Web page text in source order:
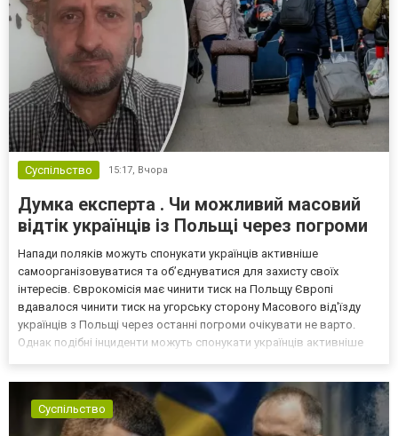
Суспільство 15:17, Вчора
Думка експерта . Чи можливий масовий
відтік українців із Польщі через погроми
Напади поляків можуть спонукати українців активніше
самоорганізовуватися та об’єднуватися для захисту своїх
інтересів. Єврокомісія має чинити тиск на Польщу Європі
вдавалося чинити тиск на угорську сторону Масового від'їзду
українців з Польщі через останні погроми очікувати не варто.
Однак подібні інциденти можуть спонукати українців активніше
Суспільство